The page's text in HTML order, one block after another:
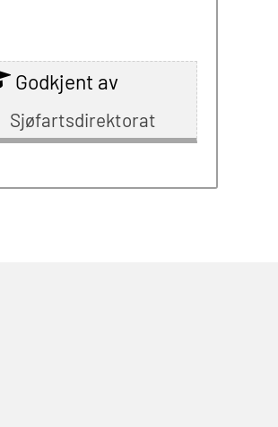
Godkjent av
Sjøfartsdirektorat